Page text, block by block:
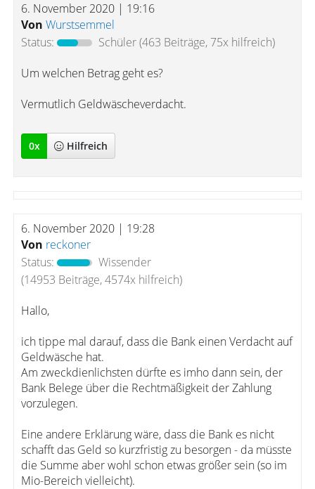
6. November 2020 | 19:16
Von Wurstsemmel
Status:
Schüler(463 Beiträge, 75x hilfreich)
Um welchen Betrag geht es?
Vermutlich Geldwäscheverdacht.
0x Hilfreich
6. November 2020 | 19:28
Von reckoner
Status:
Wissender
(14953 Beiträge, 4574x hilfreich)
Hallo,
ich tippe mal darauf, dass die Bank einen Verdacht auf
Geldwäsche hat.
Am zweckdienlichsten dürfte es imho dann sein, der
Bank Belege über die Rechtmäßigkeit der Zahlung
vorzulegen.
Eine andere Erklärung wäre, dass die Bank es nicht
schafft das Geld so kurzfristig zu besorgen - da müsste
die Summe aber wohl schon etwas größer sein (so im
Mio-Bereich vielleicht).